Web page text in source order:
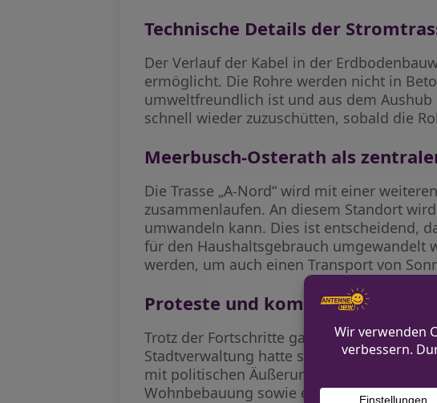
Technische Details der
Der Verlauf der Kabel in der
ermöglicht. Die Rohre werden nicht in
umweltfreundlich ist und aus dem
schnell wieder zuzuschütten, sobald die
Meerbusch-Osterath als
Die Trasse „A-Nord“ wird mit einer
zusammenlaufen. An diesem Standort
umwandeln kann. Dies ist entscheidend,
für den Haushaltsgebrauch umgewandelt
werden, um auch einen Transport von
Proteste und kommunale
Trotz der Fortschritte gab es in der
Stadtverwaltung hatte sich lange Zeit
mit politischen Äußerungen, auf die
Wohnbebauung sowie ein Sichtschutz